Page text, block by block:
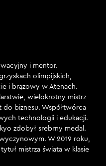
i mentor.
olimpijskich,
i brązowy w Atenach.
wielokrotny mistrz
do biznesu. Współtwórca
technologii i edukacji.
zdobył srebrny medal.
W 2019 roku,
mistrza świata w klasie